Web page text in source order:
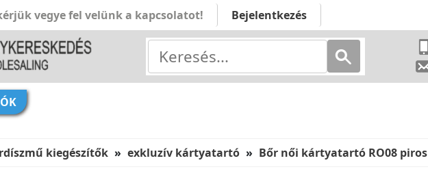
vegye fel velünk a kapcsolatot! Bejelentkezés
kiegészítők exkluzív kártyatartó Bőr női kártyatartó RO08 piros